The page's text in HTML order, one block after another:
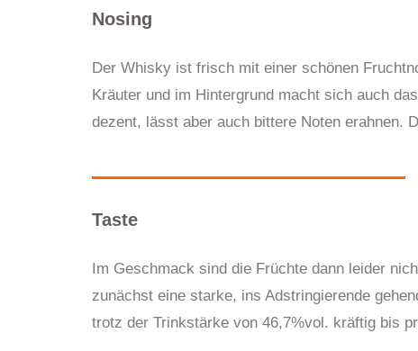
Nosing
Der Whisky ist frisch mit einer schönen
Kräuter und im Hintergrund macht sich auch
dezent, lässt aber auch bittere Noten erahnen.
Taste
Im Geschmack sind die Früchte dann leider
zunächst eine starke, ins Adstringierende
trotz der Trinkstärke von 46,7%vol. kräftig bis